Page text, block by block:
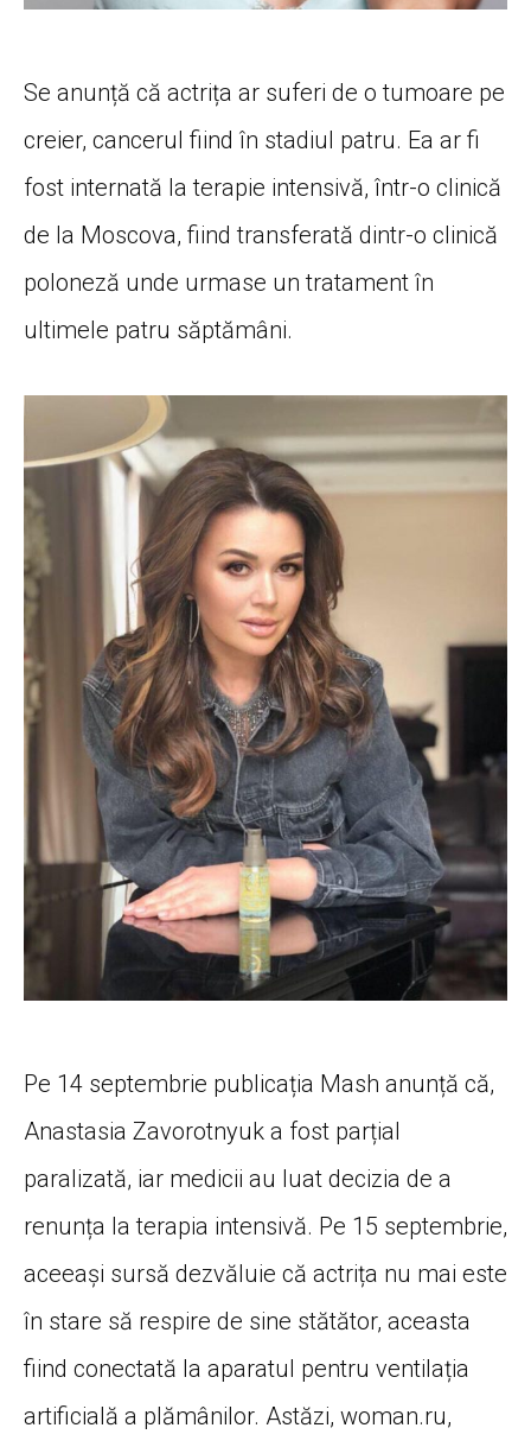
Se anunță că actrița ar suferi de o tumoare pe
creier, cancerul fiind în stadiul patru. Ea ar fi
fost internată la terapie intensivă, într-o clinică
de la Moscova, fiind transferată dintr-o clinică
poloneză unde urmase un tratament în
ultimele patru săptămâni.
Pe 14 septembrie publicația Mash anunță că,
Anastasia Zavorotnyuk a fost parțial
paralizată, iar medicii au luat decizia de a
renunța la terapia intensivă. Pe 15 septembrie,
aceeași sursă dezvăluie că actrița nu mai este
în stare să respire de sine stătător, aceasta
fiind conectată la aparatul pentru ventilația
artificială a plămânilor. Astăzi, woman.ru,